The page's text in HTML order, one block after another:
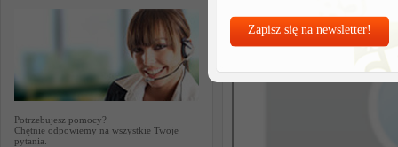
Zapisz się na newsletter!
Potrzebujesz pomocy?
Chętnie odpowiemy na wszystkie Twoje
pytania.